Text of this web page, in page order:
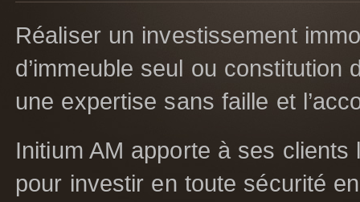
Réaliser un investissement
d’immeuble seul ou constitution
une expertise sans faille et
Initium AM apporte à ses
pour investir en toute sécurité